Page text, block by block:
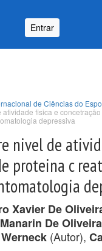
Entrar
de Ciências do
fisica e
depressiva
nivel de
proteina c
Xavier De
De Oliveira
(Autor),